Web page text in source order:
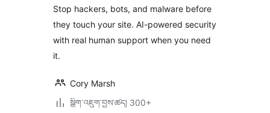
Protection
ཚང་།
Stop hackers, bots, and malware before
they touch your site. AI-powered security
with real human support when you need
it.
Cory Marsh
སྒྲིག་འཇུག་བྱས་ཚད། 300+